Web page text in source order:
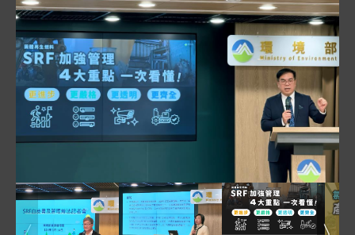
圖片說明：1. 彭啓明部長說明環境部對 SRF 將以進